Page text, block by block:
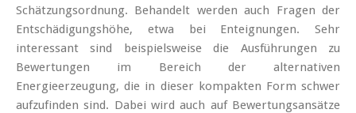
Schätzungsordnung. Behandelt werden auch Fragen der
Entschädigungshöhe, etwa bei Enteignungen. Sehr
interessant sind beispielsweise die Ausführungen zu
Bewertungen im Bereich der alternativen
Energieerzeugung, die in dieser kompakten Form schwer
aufzufinden sind. Dabei wird auch auf Bewertungsansätze